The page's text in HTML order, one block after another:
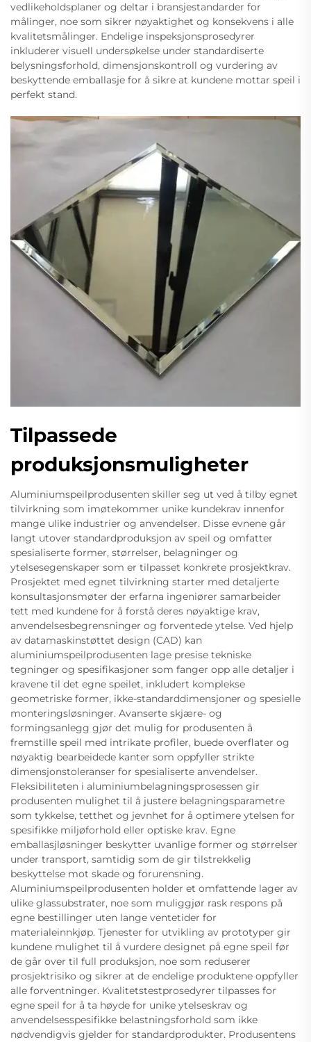
vedlikeholdsplaner og deltar i bransjestandarder for
målinger, noe som sikrer nøyaktighet og konsekvens i alle
kvalitetsmålinger. Endelige inspeksjonsprosedyrer
inkluderer visuell undersøkelse under standardiserte
belysningsforhold, dimensjonskontroll og vurdering av
beskyttende emballasje for å sikre at kundene mottar speil i
perfekt stand.
Tilpassede
produksjonsmuligheter
Aluminiumspeilprodusenten skiller seg ut ved å tilby egnet
tilvirkning som imøtekommer unike kundekrav innenfor
mange ulike industrier og anvendelser. Disse evnene går
langt utover standardproduksjon av speil og omfatter
spesialiserte former, størrelser, belagninger og
ytelsesegenskaper som er tilpasset konkrete prosjektkrav.
Prosjektet med egnet tilvirkning starter med detaljerte
konsultasjonsmøter der erfarna ingeniører samarbeider
tett med kundene for å forstå deres nøyaktige krav,
anvendelsesbegrensninger og forventede ytelse. Ved hjelp
av datamaskinstøttet design (CAD) kan
aluminiumspeilprodusenten lage presise tekniske
tegninger og spesifikasjoner som fanger opp alle detaljer i
kravene til det egne speilet, inkludert komplekse
geometriske former, ikke-standarddimensjoner og spesielle
monteringsløsninger. Avanserte skjære- og
formingsanlegg gjør det mulig for produsenten å
fremstille speil med intrikate profiler, buede overflater og
nøyaktig bearbeidede kanter som oppfyller strikte
dimensjonstoleranser for spesialiserte anvendelser.
Fleksibiliteten i aluminiumbelagningsprosessen gir
produsenten mulighet til å justere belagningsparametre
som tykkelse, tetthet og jevnhet for å optimere ytelsen for
spesifikke miljøforhold eller optiske krav. Egne
emballasjløsninger beskytter uvanlige former og størrelser
under transport, samtidig som de gir tilstrekkelig
beskyttelse mot skade og forurensning.
Aluminiumspeilprodusenten holder et omfattende lager av
ulike glassubstrater, noe som muliggjør rask respons på
egne bestillinger uten lange ventetider for
materialeinnkjøp. Tjenester for utvikling av prototyper gir
kundene mulighet til å vurdere designet på egne speil før
de går over til full produksjon, noe som reduserer
prosjektrisiko og sikrer at de endelige produktene oppfyller
alle forventninger. Kvalitetstestprosedyrer tilpasses for
egne speil for å ta høyde for unike ytelseskrav og
anvendelsesspesifikke belastningsforhold som ikke
nødvendigvis gjelder for standardprodukter. Produsentens